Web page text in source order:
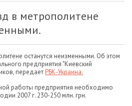
в метрополитене
останутся неизменными. Об этом
предприятия "Киевский
передаетРБК-Украина.
работы предприятия необходимо
2007 г. 230-250 млн. грн.